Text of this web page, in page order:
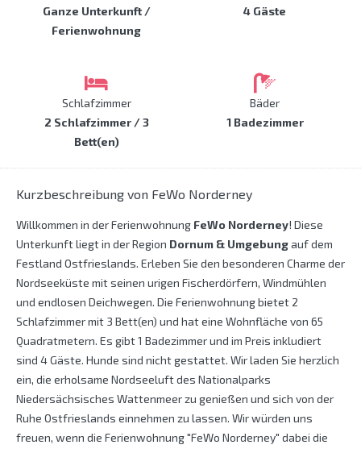
Ganze Unterkunft /
Ferienwohnung
4 Gäste
Schlafzimmer
2 Schlafzimmer / 3
Bett(en)
Bäder
1 Badezimmer
Kurzbeschreibung von FeWo Norderney
Willkommen in der Ferienwohnung FeWo Norderney! Diese
Unterkunft liegt in der Region Dornum & Umgebungauf dem
Festland Ostfrieslands. Erleben Sie den besonderen Charme der
Nordseeküste mit seinen urigen Fischerdörfern, Windmühlen
und endlosen Deichwegen. Die Ferienwohnung bietet 2
Schlafzimmer mit 3 Bett(en) und hat eine Wohnfläche von 65
Quadratmetern. Es gibt 1 Badezimmer und im Preis inkludiert
sind 4 Gäste. Hunde sind nicht gestattet. Wir laden Sie herzlich
ein, die erholsame Nordseeluft des Nationalparks
Niedersächsisches Wattenmeer zu genießen und sich von der
Ruhe Ostfrieslands einnehmen zu lassen. Wir würden uns
freuen, wenn die Ferienwohnung "FeWo Norderney" dabei die